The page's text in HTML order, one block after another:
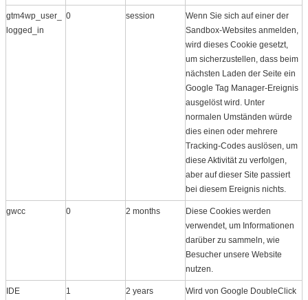
gtm4wp_user_
logged_in
0 session
Wenn Sie sich auf einer der
Sandbox-Websites anmelden,
wird dieses Cookie gesetzt,
um sicherzustellen, dass beim
nächsten Laden der Seite ein
Google Tag Manager-Ereignis
ausgelöst wird. Unter
normalen Umständen würde
dies einen oder mehrere
Tracking-Codes auslösen, um
diese Aktivität zu verfolgen,
aber auf dieser Site passiert
bei diesem Ereignis nichts.
gwcc 0 2 months
Diese Cookies werden
verwendet, um Informationen
darüber zu sammeln, wie
Besucher unsere Website
nutzen.
IDE 1 2 years
Wird von Google DoubleClick